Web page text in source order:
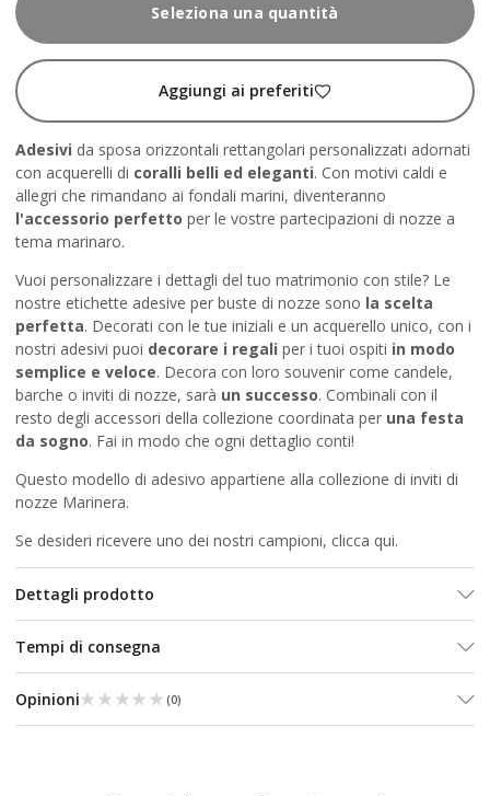
Seleziona una quantità
Aggiungi ai preferiti
Adesivi da sposa orizzontali rettangolari personalizzati adornati
con acquerelli di coralli belli ed eleganti. Con motivi caldi e
allegri che rimandano ai fondali marini, diventeranno
l'accessorio perfetto per le vostre partecipazioni di nozze a
tema marinaro.
Vuoi personalizzare i dettagli del tuo matrimonio con stile? Le
nostre etichette adesive per buste di nozze sono la scelta
perfetta. Decorati con le tue iniziali e un acquerello unico, con i
nostri adesivi puoi decorare i regali per i tuoi ospiti in modo
semplice e veloce. Decora con loro souvenir come candele,
barche o inviti di nozze, sarà un successo. Combinali con il
resto degli accessori della collezione coordinata per una festa
da sogno. Fai in modo che ogni dettaglio conti!
Questo modello di adesivo appartiene alla collezione di inviti di
nozze Marinera.
Se desideri ricevere uno dei nostri campioni, clicca qui.
Dettagli prodotto
Tempi di consegna
Opinioni★★★★★
★★★★★ (0)